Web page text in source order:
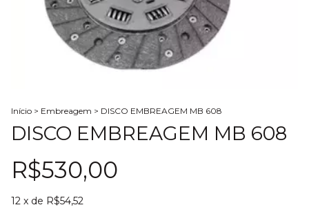
Início > Embreagem > DISCO EMBREAGEM MB 608
DISCO EMBREAGEM MB 608
R$530,00
12 x de R$54,52